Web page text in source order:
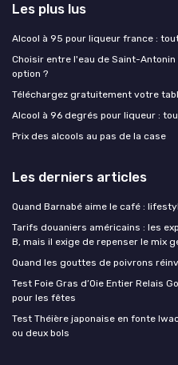
Les plus lus
Alcool à 95 pour liqueur france :
Choisir entre l'eau de Saint-
option ?
Téléchargez gratuitement votre
Alcool à 96 degrés pour liqueur :
Prix des alcools au pas de la case
Les derniers articles
Quand Barnabé aime le café :
Tarifs douaniers américains : les
B, mais il exige de repenser le mix
Quand les gouttes de poivrons
Test Foie Gras d’Oie Entier Relais
pour les fêtes
Test Théière japonaise en fonte
ou deux bols